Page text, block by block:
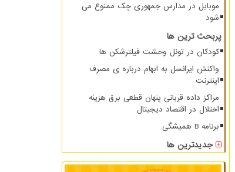
موبایل در مدارس جمهوری چک ممنوع می
شود
پربحث ترین ها
کودکان در تونل وحشت فیلترشکن ها
واکنش ایرانسل به ابهام درباره ی مصرف
اینترنت
مراکز داده قربانی پنهان قطعی برق هزینه
اختلال در اقتصاد دیجیتال
برنامه B همیشگی
جدیدترین ها